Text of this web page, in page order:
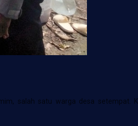
salah satu warga desa setempat.